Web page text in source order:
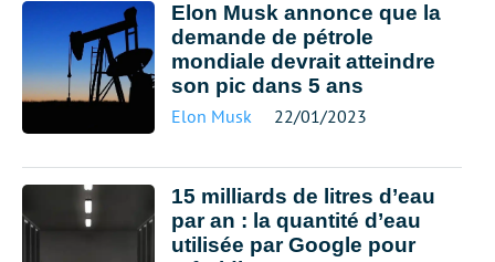
Elon Musk annonce que la
demande de pétrole
mondiale devrait atteindre
son pic dans 5 ans
Elon Musk 22/01/2023
15 milliards de litres d’eau
par an : la quantité d’eau
utilisée par Google pour